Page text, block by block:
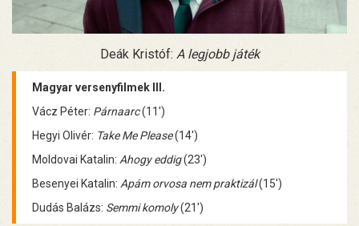
Deák Kristóf: A legjobb játék
Magyar versenyfilmek III.
Vácz Péter: Párnaarc(11')
Hegyi Olivér: Take Me Please(14')
Moldovai Katalin: Ahogy eddig(23')
Besenyei Katalin: Apám orvosa nem praktizál(15')
Dudás Balázs: Semmi komoly(21')